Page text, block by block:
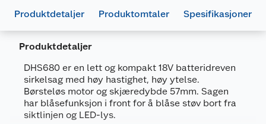
Produktdetaljer Produktomtaler Spesifikasjoner
Produktdetaljer
DHS680 er en lett og kompakt 18V batteridreven
sirkelsag med høy hastighet, høy ytelse.
Børsteløs motor og skjæredybde 57mm. Sagen
har blåsefunksjon i front for å blåse støv bort fra
siktlinjen og LED-lys.
Generelt
Artikkelnummer